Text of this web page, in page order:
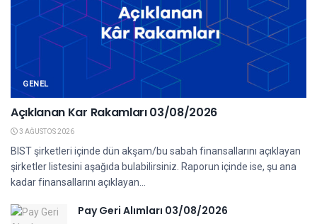
GENEL
Açıklanan Kar Rakamları 03/08/2026
3 AĞUSTOS 2026
BIST şirketleri içinde dün akşam/bu sabah finansallarını açıklayan
şirketler listesini aşağıda bulabilirsiniz. Raporun içinde ise, şu ana
kadar finansallarını açıklayan...
Pay Geri Alımları 03/08/2026